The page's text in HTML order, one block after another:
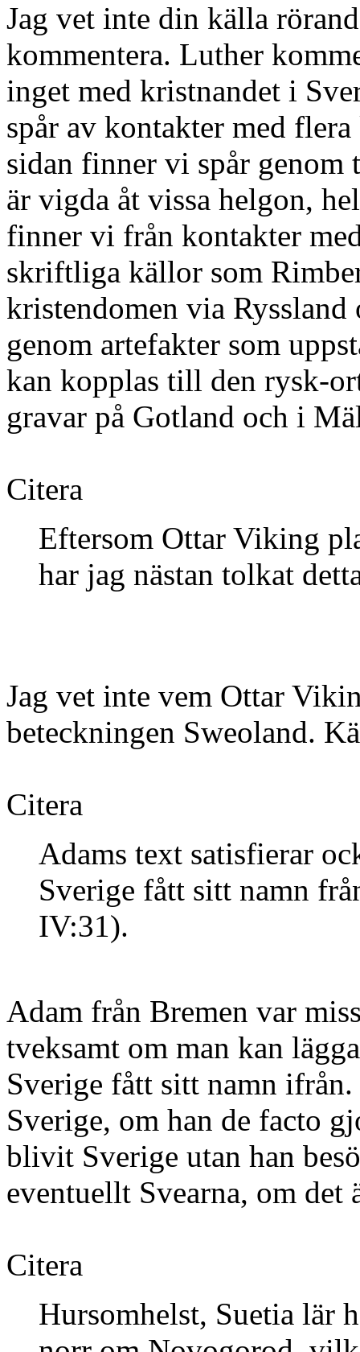
Jag vet inte din källa
kommentera. Luther
inget med kristnandet i
spår av kontakter med
sidan finner vi spår genom
är vigda åt vissa helgon,
finner vi från kontakter
skriftliga källor som
kristendomen via
genom artefakter som
kan kopplas till den rysk-
gravar på Gotland och i
Citera
Eftersom Ottar Viking
har jag nästan tolkat
Jag vet inte vem Ottar
beteckningen Sweoland.
Citera
Adams text satisfierar
Sverige fått sitt namn
IV:31).
Adam från Bremen var
tveksamt om man kan
Sverige fått sitt namn
Sverige, om han de facto
blivit Sverige utan han
eventuellt Svearna, om det
Citera
Hursomhelst, Suetia lär